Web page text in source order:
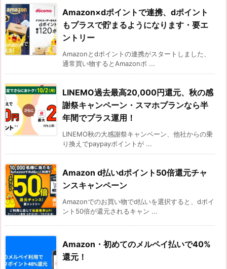
Amazon×dポイントで連携、dポイント
もプラスで貯まるようになります・要エ
ントリー
Amazonとdポイントの連携がスタートしました、
通常買い物するとAmazonポ ...
LINEMO過去最高20,000円還元、秋の感
謝祭キャンペーン・スマホプランなら半
年間でプラス運用！
LINEMO秋の大感謝祭キャンペーン、他社からの乗
り換えでpaypayポイントが ...
Amazon d払いdポイント50倍還元チャ
ンスキャンペーン
Amazonでのお買い物でd払いを選択すると、dポイ
ント50倍が還元されるキャン ...
Amazon・初めてのメルペイ払いで40%
還元！